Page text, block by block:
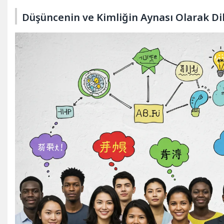
Düşüncenin ve Kimliğin Aynası Olarak